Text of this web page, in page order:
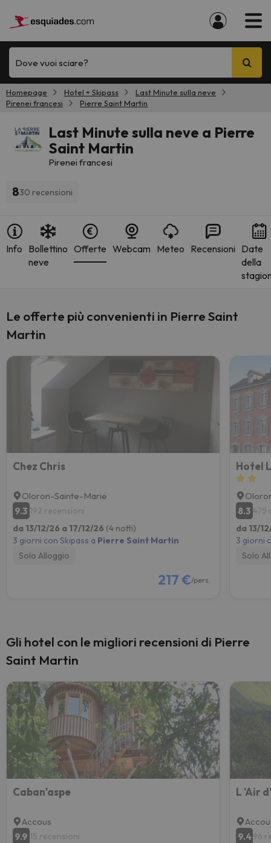
Dove vuoi sciare?
Homepage Hotel + Skipass
Last Minute sulla neve
Pirenei francesi
Pierre Saint Martin
Last Minute sulla neve a Pierre
Saint Martin
Pirenei francesi
830 recensioni
Info Bollettino
neve
Offerte Webcam Meteo Recensioni Date
della
Le offerte più convenienti in Pierre Saint
Martin
Chez Chris
Oloron-Sainte-Marie
9.3 192 recensioni
da 13/12/26 a 17/12/26 (4 notti)
3 giorni con Skipass a Pierre Saint Martin
Solo Alloggio
217 €/pers.
Hotel
8.3 475
da 13/
3 giorni
Solo
Gli hotel con le migliori recensioni di Pierre
Saint Martin
Caban'aspe
Accous
9.9 15 recensioni
L 'Air
9.496